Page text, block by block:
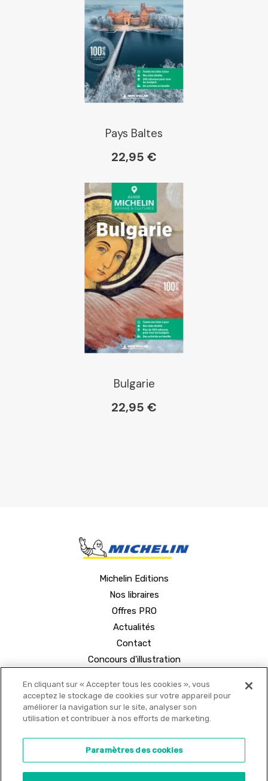
Pays Baltes
22,95 €
Bulgarie
22,95 €
Michelin Editions
Nos libraires
Offres PRO
Actualités
Contact
Concours d'illustration
•
En cliquant sur « Accepter tous les cookies », vous
acceptez le stockage de cookies sur votre appareil pour
améliorer la navigation sur le site, analyser son
utilisation et contribuer à nos efforts de marketing.
Paramètres des cookies